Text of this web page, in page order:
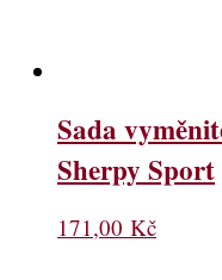
Sada
Sherpy Sport
171,00 Kč